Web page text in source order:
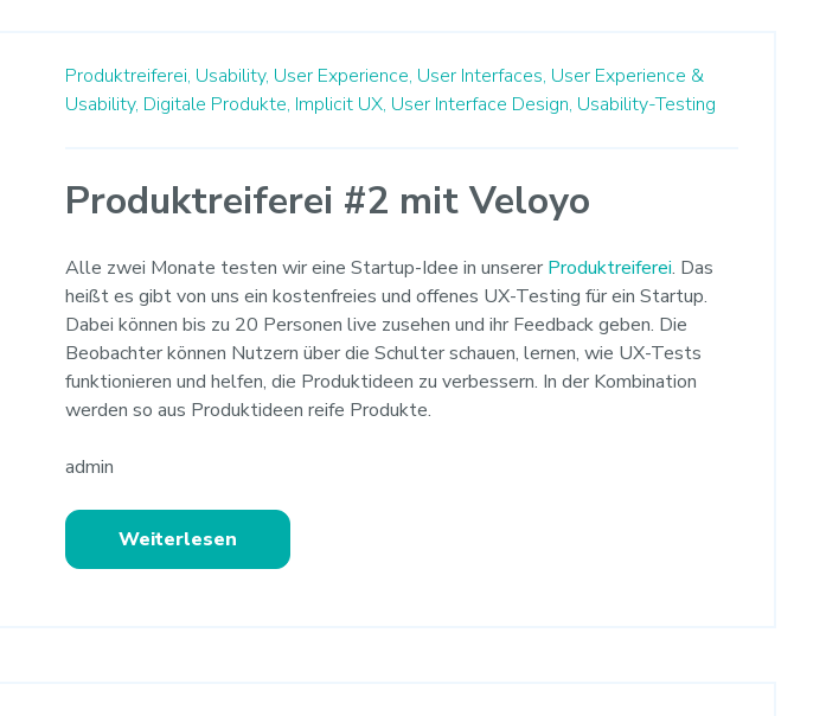
Produktreiferei, Usability, User Experience, User Interfaces, User Experience &
Usability, Digitale Produkte, Implicit UX, User Interface Design, Usability-Testing
Produktreiferei #2 mit Veloyo
Alle zwei Monate testen wir eine Startup-Idee in unserer Produktreiferei. Das
heißt es gibt von uns ein kostenfreies und offenes UX-Testing für ein Startup.
Dabei können bis zu 20 Personen live zusehen und ihr Feedback geben. Die
Beobachter können Nutzern über die Schulter schauen, lernen, wie UX-Tests
funktionieren und helfen, die Produktideen zu verbessern. In der Kombination
werden so aus Produktideen reife Produkte.
admin
Weiterlesen